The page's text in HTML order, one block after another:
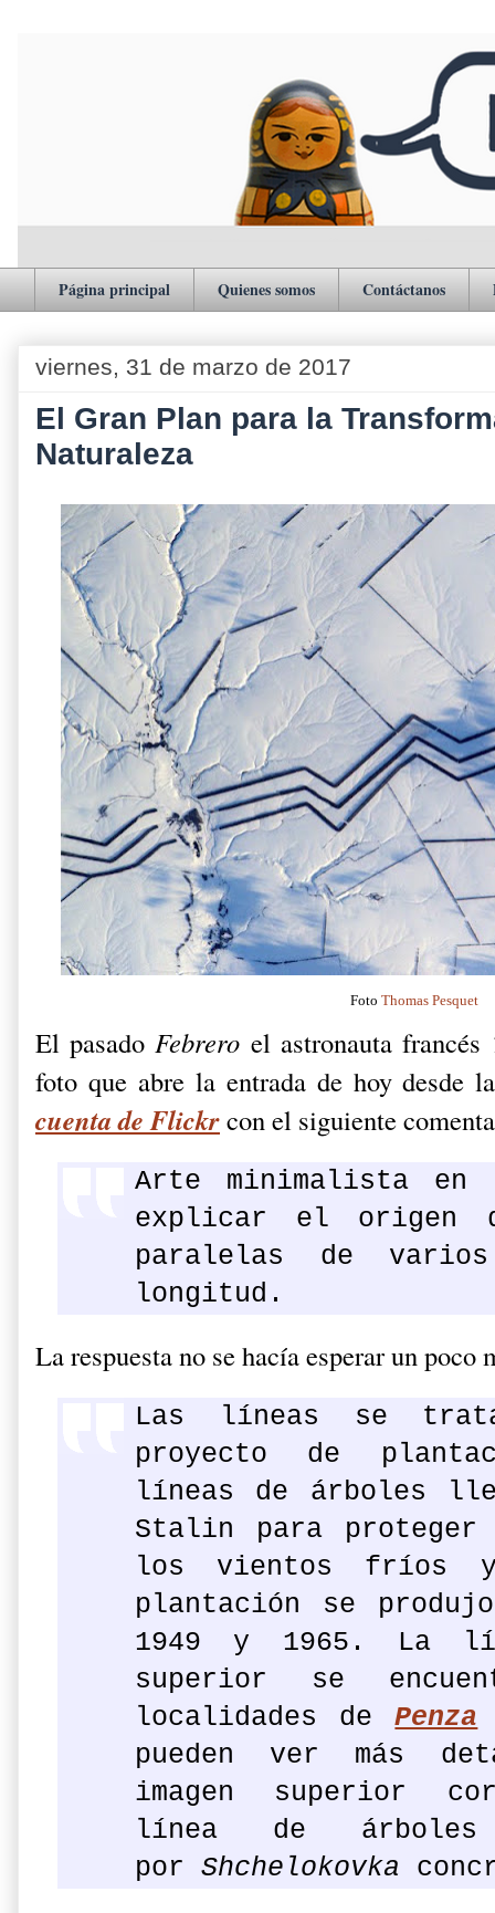
Página principal Quienes somos Contáctanos
viernes, 31 de marzo de 2017
El Gran Plan para la
Naturaleza
Foto Thomas Pesquet
El pasadoFebrero el astronauta francés
foto que abre la entrada de hoy desde
cuenta de Flickrcon el siguiente
Arte minimalista en
explicar el origen
paralelas de
longitud.
La respuesta no se hacía esperar un poco
Las líneas se
proyecto de
líneas de árboles
Stalin para
los vientos fríos
plantación se
1949 y 1965. La
superior se
localidades dePenza
pueden ver más
imagen superior
línea de
por Shchelokovka